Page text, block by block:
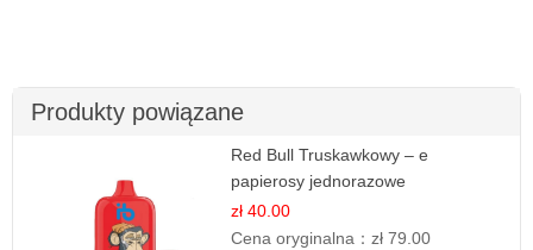
Produkty powiązane
Red Bull Truskawkowy – e
papierosy jednorazowe
zł 40.00
Cena oryginalna：zł 79.00